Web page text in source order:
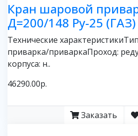
Кран шаровой
Д=200/148 Ру-25
Технические
приварка/приваркаПроход:
корпуса: н..
46290.00р.
Заказать